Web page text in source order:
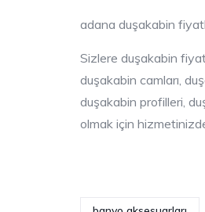
adana duşakabin
Sizlere duşakabin
duşakabin camları,
duşakabin profilleri,
olmak için